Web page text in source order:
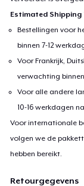
Estimated Shipping
Bestellingen voor
binnen 7-12
Voor Frankrijk,
verwachting
Voor alle andere
10-16 werkdagen
Voor internationale
volgen we de
hebben bereikt.
Retourgegevens